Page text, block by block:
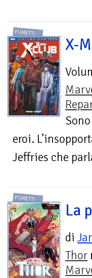
FUMETTI
X-
eroi.
Jeffries che
FUMETTI
La
di
Thor